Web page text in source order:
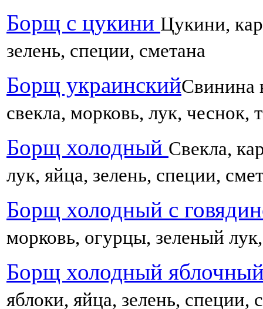
Борщ с цукини Цукини,
зелень, специи, сметана
Борщ украинскийСвинина
свекла, морковь, лук, чеснок,
Борщ холодный Свекла,
лук, яйца, зелень, специи,
Борщ холодный с
морковь, огурцы, зеленый
Борщ холодный
яблоки, яйца, зелень, специи,